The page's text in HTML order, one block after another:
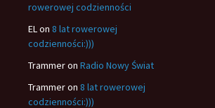
rowerowej codzienności
ELon 8 lat rowerowej
codzienności:)))
Trammeron Radio Nowy Świat
Trammeron 8 lat rowerowej
codzienności:)))